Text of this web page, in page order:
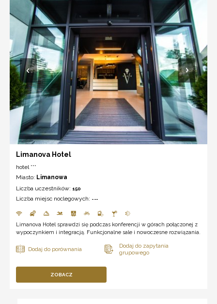
Limanova Hotel
hotel ***
Miasto: Limanowa
Liczba uczestników: 150
Liczba miejsc noclegowych: ---
Limanova Hotel sprawdzi się podczas konferencji w górach połączonej z
wypoczynkiem i integracją. Funkcjonalne sale i nowoczesne rozwiązania.
ZOBACZ